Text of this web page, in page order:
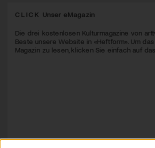
CLICK Unser eMagazin
Die drei kostenlosen Kulturmagazine von
Beste unsere Website in «Heftform». Um
Magazin zu lesen, klicken Sie einfach auf